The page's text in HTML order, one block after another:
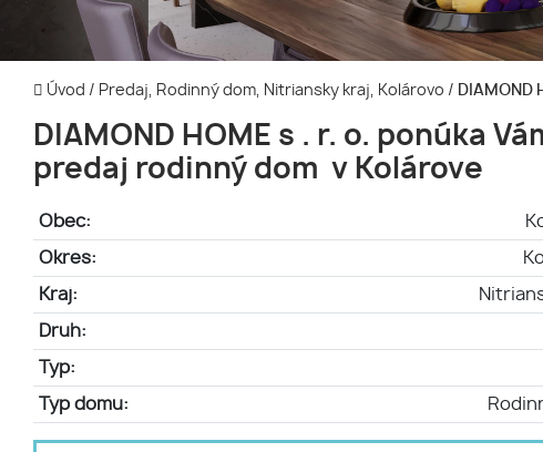
Úvod / Predaj, Rodinný dom, Nitriansky kraj, Kolárovo / DIAMOND
DIAMOND HOME s . r. o. ponúka
predaj rodinný dom v Kolárove
Obec:
Okres:
Kraj:
Druh:
Typ:
Typ domu: